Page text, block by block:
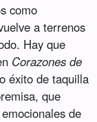
como
a terrenos
Hay que
Corazones de
éxito de taquilla
que
de